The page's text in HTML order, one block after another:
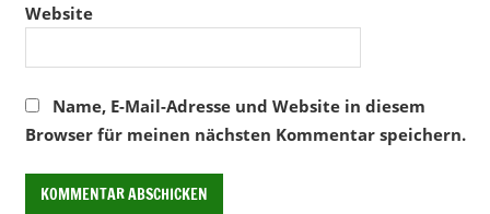
Website
Name, E-Mail-Adresse und Website in diesem
Browser für meinen nächsten Kommentar speichern.